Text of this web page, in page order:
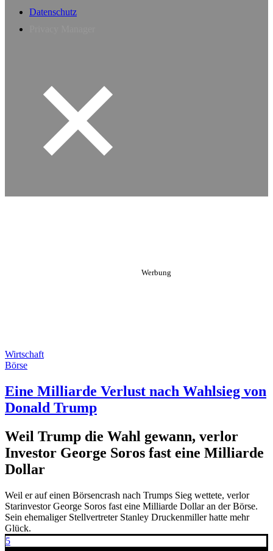
Datenschutz
Wirtschaft
Börse
Eine Milliarde Verlust nach Wahlsieg von
Donald Trump
Weil Trump die Wahl gewann, verlor
Investor George Soros fast eine Milliarde
Dollar
Weil er auf einen Börsencrash nach Trumps Sieg wettete, verlor
Starinvestor George Soros fast eine Milliarde Dollar an der Börse.
Sein ehemaliger Stellvertreter Stanley Druckenmiller hatte mehr
Glück.
5